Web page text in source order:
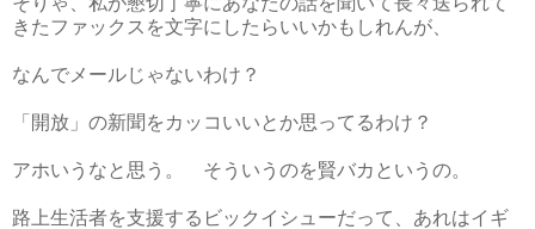
きたファックスを文字にしたらいいかもしれんが、
なんでメールじゃないわけ？
「開放」の新聞をカッコいいとか思ってるわけ？
アホいうなと思う。 そういうのを賢バカというの。
路上生活者を支援するビックイシューだって、あれはイギ